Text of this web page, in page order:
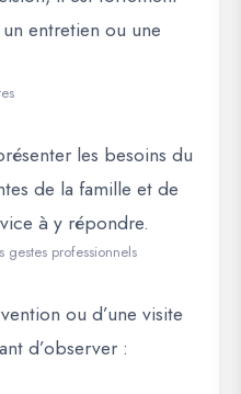
entretien ou une
les besoins du
de la famille et de
à y répondre.
professionnels
ou d’une visite
d’observer :